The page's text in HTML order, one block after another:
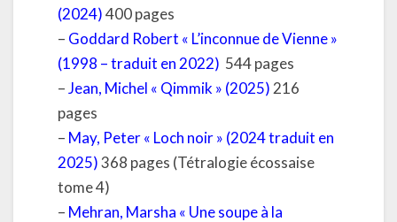
(2024)400 pages
– Goddard Robert « L’inconnue de Vienne »
(1998 – traduit en 2022) 544 pages
–Jean, Michel « Qimmik » (2025) 216
pages
– May, Peter « Loch noir » (2024 traduit en
2025)368 pages (Tétralogie écossaise
tome 4)
– Mehran, Marsha « Une soupe à la